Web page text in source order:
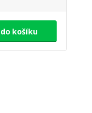
košíku